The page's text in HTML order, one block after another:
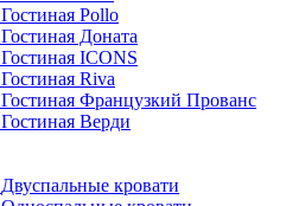
Гостиная Pollo
Гостиная Доната
Гостиная ICONS
Гостиная Riva
Гостиная Французкий Прованс
Гостиная Верди
Двуспальные кровати